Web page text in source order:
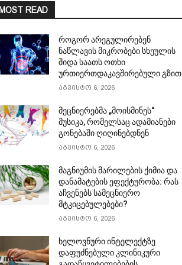
READ
როგორ არეგულირებენ
ნაწლავის მიკრობები სხეულის
შიდა საათს ოთხი
ურთიერთდაკავშირებული გზით
აგვისტო 6, 2026
მეცნიერებმა „მოისმინეს“
მუსიკა, რომელსაც ადამიანები
გონებაში ღიღინებდნენ
აგვისტო 6, 2026
მაგნიუმის მარილების ქიმია და
დანამატების ეფექტურობა: რას
აჩვენებს სამეცნიერო
მტკიცებულებები?
აგვისტო 6, 2026
ხელოვნური ინტელექტზე
დაფუძნებული კლინიკური